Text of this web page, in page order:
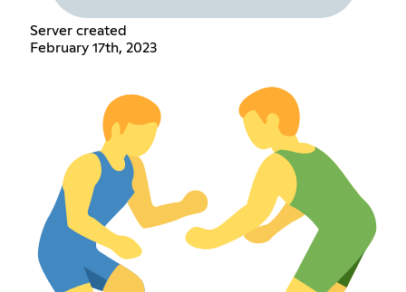
Server created
February 17th, 2023